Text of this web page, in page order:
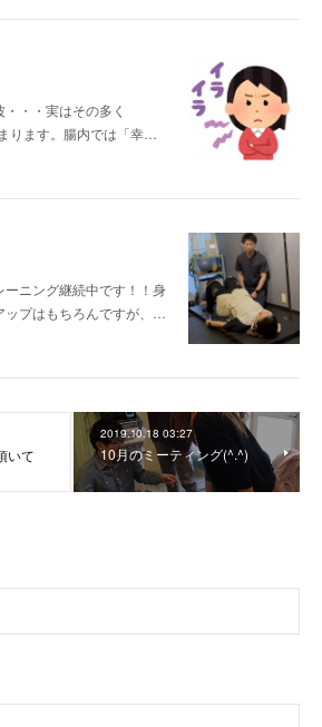
・・実はその多く
ります。腸内では「幸…
ニング継続中です！！身
ップはもちろんですが、…
いて
2019.10.18 03:27
10月のミーティング(^.^)